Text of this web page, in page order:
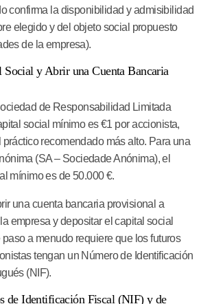
confirma la disponibilidad y admisibilidad
elegido y del objeto social propuesto
de la empresa).
y Abrir una Cuenta Bancaria
de Responsabilidad Limitada
social mínimo es€1 por accionista,
práctico recomendado más alto. Para una
(SA – Sociedade Anónima), el
mínimo es de 50.000 €.
una cuenta bancaria provisional a
empresa y depositar el capital social
paso a menudo requiere que los futuros
tengan un Número de Identificación
(NIF).
de Identificación Fiscal (NIF) y de